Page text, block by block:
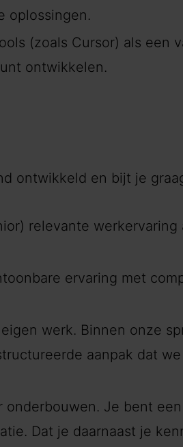
oplossingen.
(zoals Cursor) als een
ontwikkelen.
ontwikkeld en bijt je
relevante werkervaring
ervaring met
werk. Binnen onze
aanpak dat
Je bent
Dat je daarnaast je